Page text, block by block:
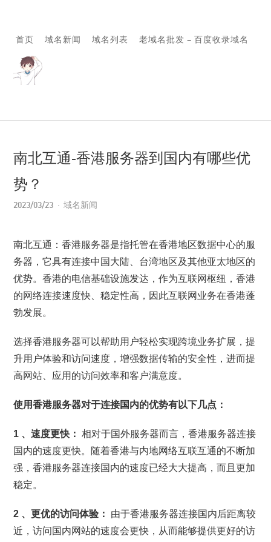
首页 域名新闻 域名列表 老域名批发 – 百度收录域名
南北互通-香港服务器到国内有哪些优
势？
2023/03/23 域名新闻
南北互通：香港服务器是指托管在香港地区数据中心的服
务器，它具有连接中国大陆、台湾地区及其他亚太地区的
优势。香港的电信基础设施发达，作为互联网枢纽，香港
的网络连接速度快、稳定性高，因此互联网业务在香港蓬
勃发展。
选择香港服务器可以帮助用户轻松实现跨境业务扩展，提
升用户体验和访问速度，增强数据传输的安全性，进而提
高网站、应用的访问效率和客户满意度。
使用香港服务器对于连接国内的优势有以下几点：
1 、速度更快： 相对于国外服务器而言，香港服务器连接
国内的速度更快。随着香港与内地网络互联互通的不断加
强，香港服务器连接国内的速度已经大大提高，而且更加
稳定。
2 、更优的访问体验：
由于香港服务器连接国内后距离较
近，访问国内网站的速度会更快，从而能够提供更好的访